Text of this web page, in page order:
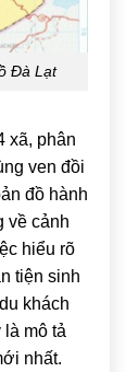
Đà Lạt
xã, phân
ven đồi
đồ hành
về cảnh
hiểu rõ
tiện sinh
khách
mô tả
nhất.